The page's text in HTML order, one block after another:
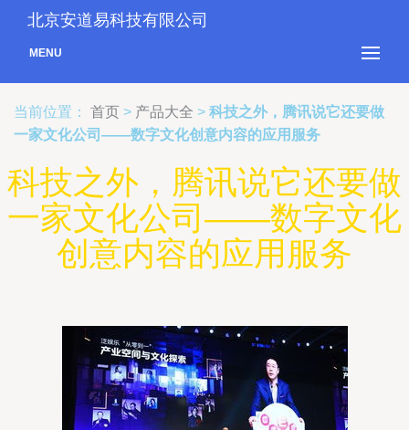
北京安道易科技有限公司
MENU
当前位置： 首页 > 产品大全 > 科技之外，腾讯说它还要做
一家文化公司——数字文化创意内容的应用服务
科技之外，腾讯说它还要做
一家文化公司——数字文化
创意内容的应用服务